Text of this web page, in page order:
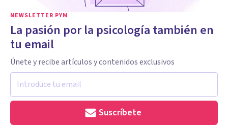
NEWSLETTER PYM
La pasión por la psicología también en
tu email
Únete y recibe artículos y contenidos exclusivos
Suscríbete